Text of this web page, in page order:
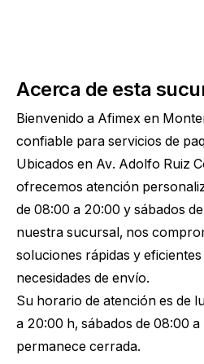
Acerca de esta
Bienvenido a Afimex en
confiable para servicios de
Ubicados en Av. Adolfo Ruiz
ofrecemos atención
de 08:00 a 20:00 y sábados
nuestra sucursal, nos
soluciones rápidas y
necesidades de envío.
Su horario de atención es de
a 20:00 h, sábados de 08:00
permanece cerrada.